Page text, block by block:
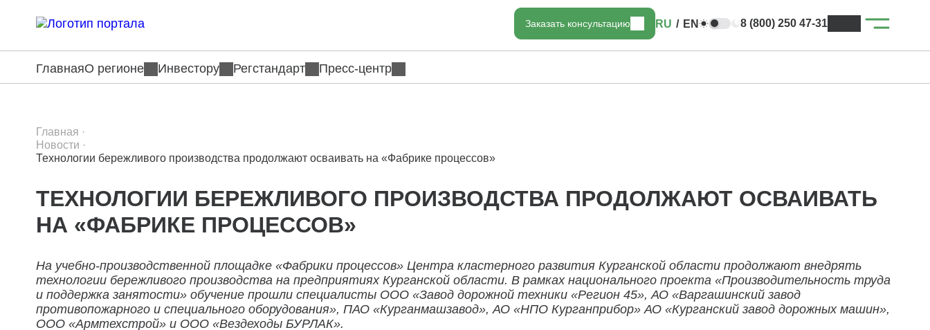
Заказать консультацию RU / EN 8 (800) 250 47-31
ГлавнаяО регионе Инвестору Регстандарт Пресс-центр
Главная ·
Новости ·
Технологии бережливого производства продолжают осваивать на «Фабрике процессов»
ТЕХНОЛОГИИ БЕРЕЖЛИВОГО ПРОИЗВОДСТВА ПРОДОЛЖАЮТ ОСВАИВАТЬ
НА «ФАБРИКЕ ПРОЦЕССОВ»
На учебно-производственной площадке «Фабрики процессов» Центра кластерного развития Курганской области продолжают внедрять
технологии бережливого производства на предприятиях Курганской области. В рамках национального проекта «Производительность труда
и поддержка занятости» обучение прошли специалисты ООО «Завод дорожной техники «Регион 45», АО «Варгашинский завод
противопожарного и специального оборудования», ПАО «Курганмашзавод», АО «НПО Курганприбор» АО «Курганский завод дорожных машин»,
ООО «Армтехстрой» и ООО «Вездеходы БУРЛАК».